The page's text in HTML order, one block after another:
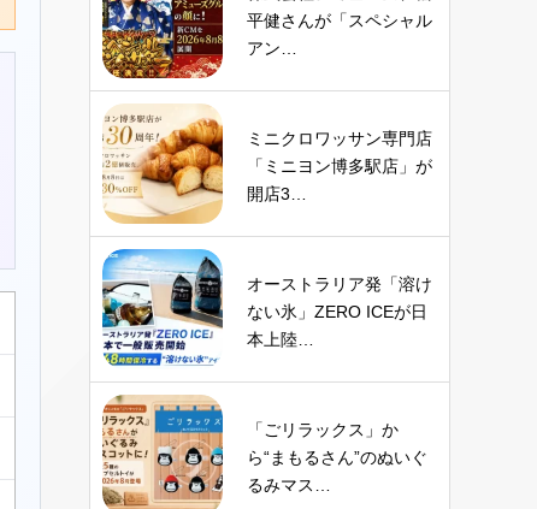
平健さんが「スペシャル
アン…
ミニクロワッサン専門店
「ミニヨン博多駅店」が
開店3…
オーストラリア発「溶け
ない氷」ZERO ICEが日
本上陸…
「ごリラックス」か
ら“まもるさん”のぬいぐ
るみマス…